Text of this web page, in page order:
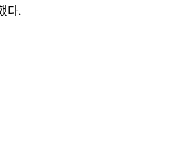
다.